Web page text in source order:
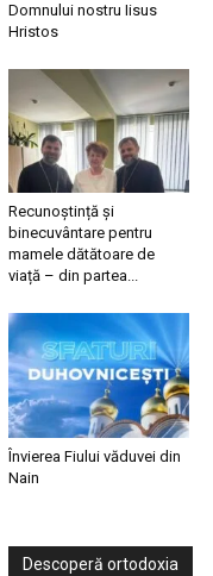
Domnului nostru Iisus
Hristos
Recunoștință și
binecuvântare pentru
mamele dătătoare de
viață – din partea...
Învierea Fiului văduvei din
Nain
Descoperă ortodoxia